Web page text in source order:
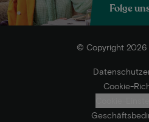
Folge
© Copyright 2026
Cookie-